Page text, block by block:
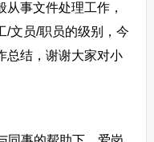
事文件处理工作，
/文员/职员的级别，今
总结，谢谢大家对小